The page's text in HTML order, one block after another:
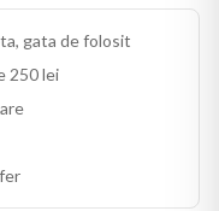
gata de folosit
250 lei